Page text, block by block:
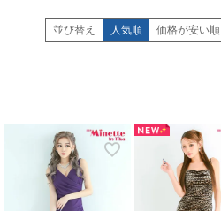
並び替え 人気順 価格が安い順